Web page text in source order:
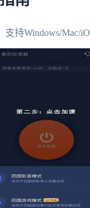
持Windows/Mac/